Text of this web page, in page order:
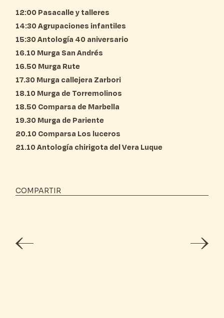
12:00 Pasacalle y talleres
14:30 Agrupaciones infantiles
15:30 Antología 40 aniversario
16.10 Murga San Andrés
16.50 Murga Rute
17.30 Murga callejera Zarbori
18.10 Murga de Torremolinos
18.50 Comparsa de Marbella
19.30 Murga de Pariente
20.10 Comparsa Los luceros
21.10 Antología chirigota del Vera Luque
COMPARTIR